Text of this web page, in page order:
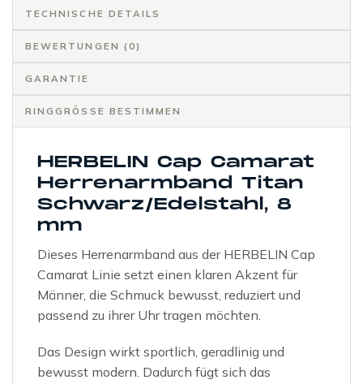
TECHNISCHE DETAILS
BEWERTUNGEN (0)
GARANTIE
RINGGRÖSSE BESTIMMEN
HERBELIN Cap Camarat
Herrenarmband Titan
Schwarz/Edelstahl, 8
mm
Dieses Herrenarmband aus der HERBELIN Cap
Camarat Linie setzt einen klaren Akzent für
Männer, die Schmuck bewusst, reduziert und
passend zu ihrer Uhr tragen möchten.
Das Design wirkt sportlich, geradlinig und
bewusst modern. Dadurch fügt sich das